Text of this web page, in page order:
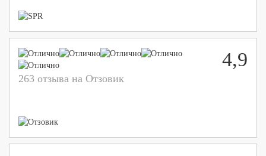
4,9
263 отзыва на Отзовик